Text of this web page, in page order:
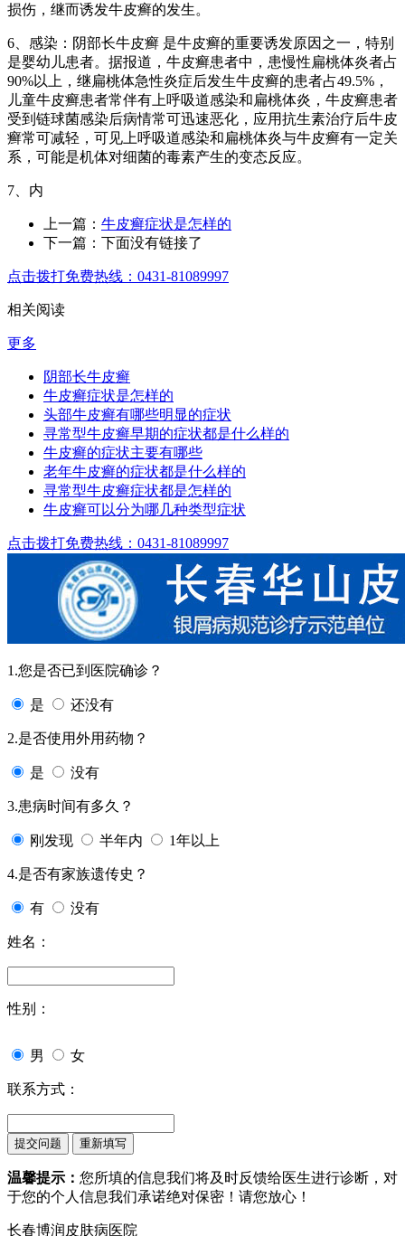
损伤，继而诱发牛皮癣的发生。
6、感染：阴部长牛皮癣 是牛皮癣的重要诱发原因之一，特别
是婴幼儿患者。据报道，牛皮癣患者中，患慢性扁桃体炎者占
90%以上，继扁桃体急性炎症后发生牛皮癣的患者占49.5%，
儿童牛皮癣患者常伴有上呼吸道感染和扁桃体炎，牛皮癣患者
受到链球菌感染后病情常可迅速恶化，应用抗生素治疗后牛皮
癣常可减轻，可见上呼吸道感染和扁桃体炎与牛皮癣有一定关
系，可能是机体对细菌的毒素产生的变态反应。
7、内
上一篇： 牛皮癣症状是怎样的
下一篇：下面没有链接了
点击拨打免费热线：0431-81089997
相关阅读
更多
阴部长牛皮癣
牛皮癣症状是怎样的
头部牛皮癣有哪些明显的症状
寻常型牛皮癣早期的症状都是什么样的
牛皮癣的症状主要有哪些
老年牛皮癣的症状都是什么样的
寻常型牛皮癣症状都是怎样的
牛皮癣可以分为哪几种类型症状
点击拨打免费热线：0431-81089997
1.您是否已到医院确诊？
是 还没有
2.是否使用外用药物？
是 没有
3.患病时间有多久？
刚发现 半年内 1年以上
4.是否有家族遗传史？
有 没有
姓名：
性别：
男 女
联系方式：
温馨提示： 您所填的信息我们将及时反馈给医生进行诊断，对
于您的个人信息我们承诺绝对保密！请您放心！
长春博润皮肤病医院